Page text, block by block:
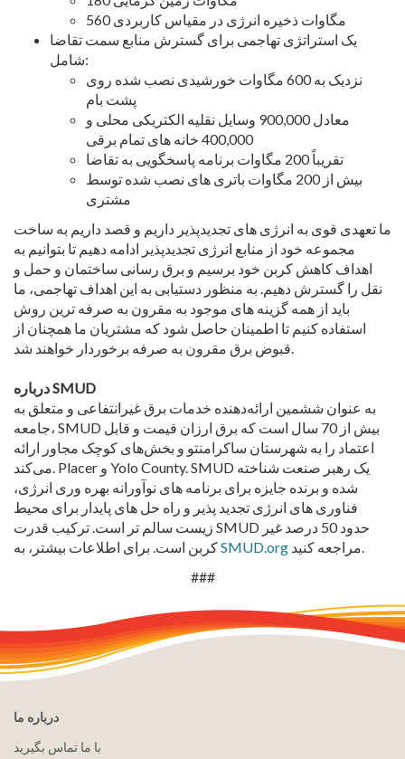
560 مگاوات ذخیره انرژی در مقیاس کاربردی
یک استراتژی تهاجمی برای گسترش منابع سمت تقاضا
شامل:
نزدیک به 600 مگاوات خورشیدی نصب شده روی
پشت بام
معادل 900,000 وسایل نقلیه الکتریکی محلی و
400,000 خانه های تمام برقی
تقریباً 200 مگاوات برنامه پاسخگویی به تقاضا
بیش از 200 مگاوات باتری های نصب شده توسط
مشتری
ما تعهدی قوی به انرژی های تجدیدپذیر داریم و قصد داریم به ساخت
مجموعه خود از منابع انرژی تجدیدپذیر ادامه دهیم تا بتوانیم به
اهداف کاهش کربن خود برسیم و برق رسانی ساختمان و حمل و
نقل را گسترش دهیم. به منظور دستیابی به این اهداف تهاجمی، ما
باید از همه گزینه های موجود به مقرون به صرفه ترین روش
استفاده کنیم تا اطمینان حاصل شود که مشتریان ما همچنان از
قبوض برق مقرون به صرفه برخوردار خواهند شد.
درباره SMUD
به عنوان ششمین ارائه‌دهنده خدمات برق غیرانتفاعی و متعلق به
جامعه، SMUD بیش از 70 سال است که برق ارزان قیمت و قابل
اعتماد را به شهرستان ساکرامنتو و بخش‌های کوچک مجاور ارائه
می‌کند. Placer و Yolo County. SMUD یک رهبر صنعت شناخته
شده و برنده جایزه برای برنامه های نوآورانه بهره وری انرژی،
فناوری های انرژی تجدید پذیر و راه حل های پایدار برای محیط
زیست سالم تر است. ترکیب قدرت SMUD حدود 50 درصد غیر
SMUD.org
مراجعه کنید.
###
درباره ما
با ما تماس بگیرید